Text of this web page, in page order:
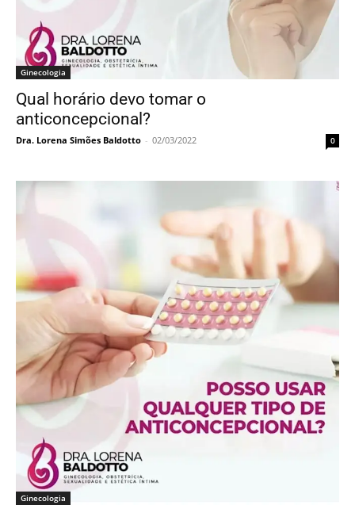
Ginecologia
Qual horário devo tomar o
anticoncepcional?
Dra. Lorena Simões Baldotto - 02/03/2022 0
Ginecologia